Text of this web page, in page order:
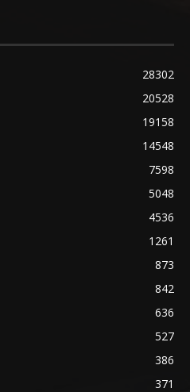
28302
20528
19158
14548
7598
5048
4536
1261
873
842
636
527
386
371